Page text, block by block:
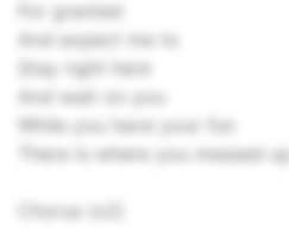
For granted
And expect me to
Stay right here
And wait on you
While you have your fun
There is where you messed up
Chorus (x2)